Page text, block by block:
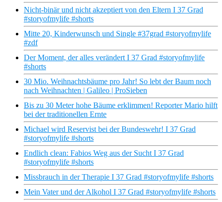
Nicht-binär und nicht akzeptiert von den Eltern I 37 Grad
#storyofmylife #shorts
Mitte 20, Kinderwunsch und Single #37grad #storyofmylife
#zdf
Der Moment, der alles verändert I 37 Grad #storyofmylife
#shorts
30 Mio. Weihnachtsbäume pro Jahr! So lebt der Baum noch
nach Weihnachten | Galileo | ProSieben
Bis zu 30 Meter hohe Bäume erklimmen! Reporter Mario hilft
bei der traditionellen Ernte
Michael wird Reservist bei der Bundeswehr! I 37 Grad
#storyofmylife #shorts
Endlich clean: Fabios Weg aus der Sucht I 37 Grad
#storyofmylife #shorts
Missbrauch in der Therapie I 37 Grad #storyofmylife #shorts
Mein Vater und der Alkohol I 37 Grad #storyofmylife #shorts